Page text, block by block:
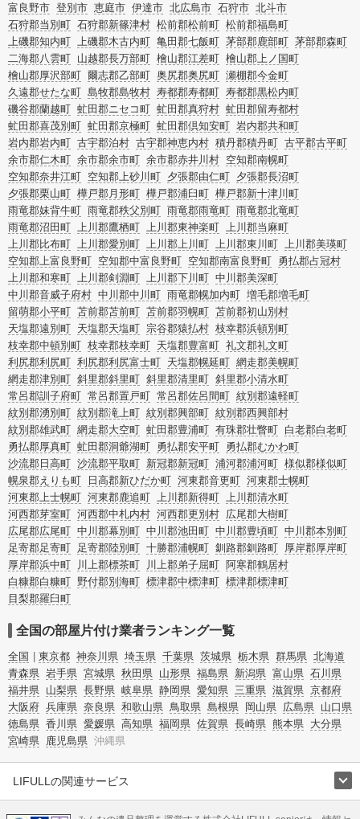
富良野市 登別市 恵庭市 伊達市 北広島市 石狩市 北斗市
石狩郡当別町 石狩郡新篠津村 松前郡松前町 松前郡福島町
上磯郡知内町 上磯郡木古内町 亀田郡七飯町 茅部郡鹿部町 茅部郡森町
二海郡八雲町 山越郡長万部町 檜山郡江差町 檜山郡上ノ国町
檜山郡厚沢部町 爾志郡乙部町 奥尻郡奥尻町 瀬棚郡今金町
久遠郡せたな町 島牧郡島牧村 寿都郡寿都町 寿都郡黒松内町
磯谷郡蘭越町 虻田郡ニセコ町 虻田郡真狩村 虻田郡留寿都村
虻田郡喜茂別町 虻田郡京極町 虻田郡倶知安町 岩内郡共和町
岩内郡岩内町 古宇郡泊村 古宇郡神恵内村 積丹郡積丹町 古平郡古平町
余市郡仁木町 余市郡余市町 余市郡赤井川村 空知郡南幌町
空知郡奈井江町 空知郡上砂川町 夕張郡由仁町 夕張郡長沼町
夕張郡栗山町 樺戸郡月形町 樺戸郡浦臼町 樺戸郡新十津川町
雨竜郡妹背牛町 雨竜郡秩父別町 雨竜郡雨竜町 雨竜郡北竜町
雨竜郡沼田町 上川郡鷹栖町 上川郡東神楽町 上川郡当麻町
上川郡比布町 上川郡愛別町 上川郡上川町 上川郡東川町 上川郡美瑛町
空知郡上富良野町 空知郡中富良野町 空知郡南富良野町 勇払郡占冠村
上川郡和寒町 上川郡剣淵町 上川郡下川町 中川郡美深町
中川郡音威子府村 中川郡中川町 雨竜郡幌加内町 増毛郡増毛町
留萌郡小平町 苫前郡苫前町 苫前郡羽幌町 苫前郡初山別村
天塩郡遠別町 天塩郡天塩町 宗谷郡猿払村 枝幸郡浜頓別町
枝幸郡中頓別町 枝幸郡枝幸町 天塩郡豊富町 礼文郡礼文町
利尻郡利尻町 利尻郡利尻富士町 天塩郡幌延町 網走郡美幌町
網走郡津別町 斜里郡斜里町 斜里郡清里町 斜里郡小清水町
常呂郡訓子府町 常呂郡置戸町 常呂郡佐呂間町 紋別郡遠軽町
紋別郡湧別町 紋別郡滝上町 紋別郡興部町 紋別郡西興部村
紋別郡雄武町 網走郡大空町 虻田郡豊浦町 有珠郡壮瞥町 白老郡白老町
勇払郡厚真町 虻田郡洞爺湖町 勇払郡安平町 勇払郡むかわ町
沙流郡日高町 沙流郡平取町 新冠郡新冠町 浦河郡浦河町 様似郡様似町
幌泉郡えりも町
日高郡新ひだか町 河東郡音更町 河東郡士幌町
河東郡上士幌町 河東郡鹿追町 上川郡新得町 上川郡清水町
河西郡芽室町 河西郡中札内村 河西郡更別村 広尾郡大樹町
広尾郡広尾町 中川郡幕別町 中川郡池田町 中川郡豊頃町 中川郡本別町
足寄郡足寄町 足寄郡陸別町 十勝郡浦幌町 釧路郡釧路町 厚岸郡厚岸町
厚岸郡浜中町
川上郡標茶町 川上郡弟子屈町 阿寒郡鶴居村
白糠郡白糠町 野付郡別海町 標津郡中標津町 標津郡標津町
目梨郡羅臼町
全国の部屋片付け業者ランキング一覧
全国 東京都 神奈川県 埼玉県 千葉県 茨城県 栃木県 群馬県 北海道
青森県 岩手県 宮城県 秋田県 山形県 福島県 新潟県 富山県 石川県
福井県 山梨県 長野県 岐阜県 静岡県 愛知県 三重県 滋賀県 京都府
大阪府 兵庫県 奈良県 和歌山県 鳥取県 島根県 岡山県 広島県 山口県
徳島県 香川県 愛媛県 高知県 福岡県 佐賀県 長崎県 熊本県 大分県
宮崎県 鹿児島県 沖縄県
LIFULLの関連サービス